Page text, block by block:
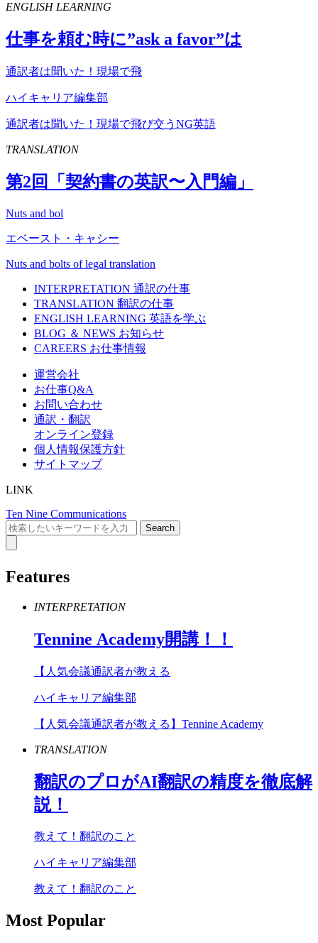
ENGLISH LEARNING
仕事を頼む時に”ask a favor”は
通訳者は聞いた！現場で飛
ハイキャリア編集部
通訳者は聞いた！現場で飛び交うNG英語
TRANSLATION
第2回「契約書の英訳〜入門編」
Nuts and bol
エベースト・キャシー
Nuts and bolts of legal translation
INTERPRETATION 通訳の仕事
TRANSLATION 翻訳の仕事
ENGLISH LEARNING 英語を学ぶ
BLOG ＆ NEWS お知らせ
CAREERS お仕事情報
運営会社
お仕事Q&A
お問い合わせ
通訳・翻訳
オンライン登録
個人情報保護方針
サイトマップ
LINK
Ten Nine Communications
Features
INTERPRETATION
Tennine Academy開講！！
【人気会議通訳者が教える
ハイキャリア編集部
【人気会議通訳者が教える】Tennine Academy
TRANSLATION
翻訳のプロがAI翻訳の精度を徹底解
説！
教えて！翻訳のこと
ハイキャリア編集部
教えて！翻訳のこと
Most Popular